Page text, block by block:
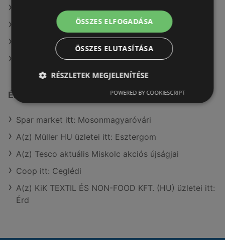
A(z) Media Markt ajánlatai
A(z) Office Depot ajánlatai
A(z) eMAG ajánlatai
A(z) Expert Electro ajánlatai
Érdeklődésre számot tartó elemek itt:
Spar market itt: Mosonmagyaróvári
A(z) Müller HU üzletei itt: Esztergom
A(z) Tesco aktuális Miskolc akciós újságjai
Coop itt: Ceglédi
A(z) KiK TEXTIL ÉS NON-FOOD KFT. (HU) üzletei itt:
Érd
ÖSSZES ELFOGADÁSA
ÖSSZES ELUTASÍTÁSA
RÉSZLETEK MEGJELENÍTÉSE
POWERED BY COOKIESCRIPT